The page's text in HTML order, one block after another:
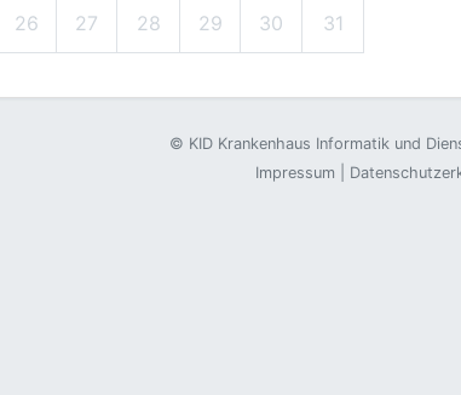
26 27 28 29 30 31
© KID Krankenhaus Informatik und
Impressum